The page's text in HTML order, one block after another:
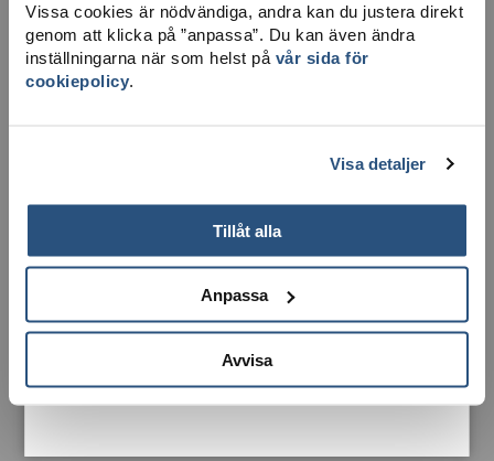
Vissa cookies är nödvändiga, andra kan du justera direkt
genom att klicka på ”anpassa”. Du kan även ändra
inställningarna när som helst på vår sida för
cookiepolicy
Visa detaljer
Tillåt alla
Anpassa
Avvisa